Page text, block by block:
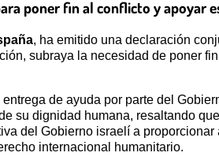
poner fin al conflicto y apoyar
, ha emitido una declaración
subraya la necesidad de poner
de ayuda por parte del
su dignidad humana, resaltando
del Gobierno israelí a
internacional humanitario.